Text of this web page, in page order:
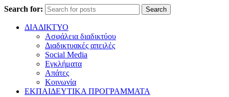
Search for: Search
ΔΙΑΔΙΚΤΥΟ
Ασφάλεια διαδικτύου
Διαδικτυακές απειλές
Social Media
Εγκλήματα
Απάτες
Κοινωνία
ΕΚΠΑΙΔΕΥΤΙΚΑ ΠΡΟΓΡΑΜΜΑΤΑ